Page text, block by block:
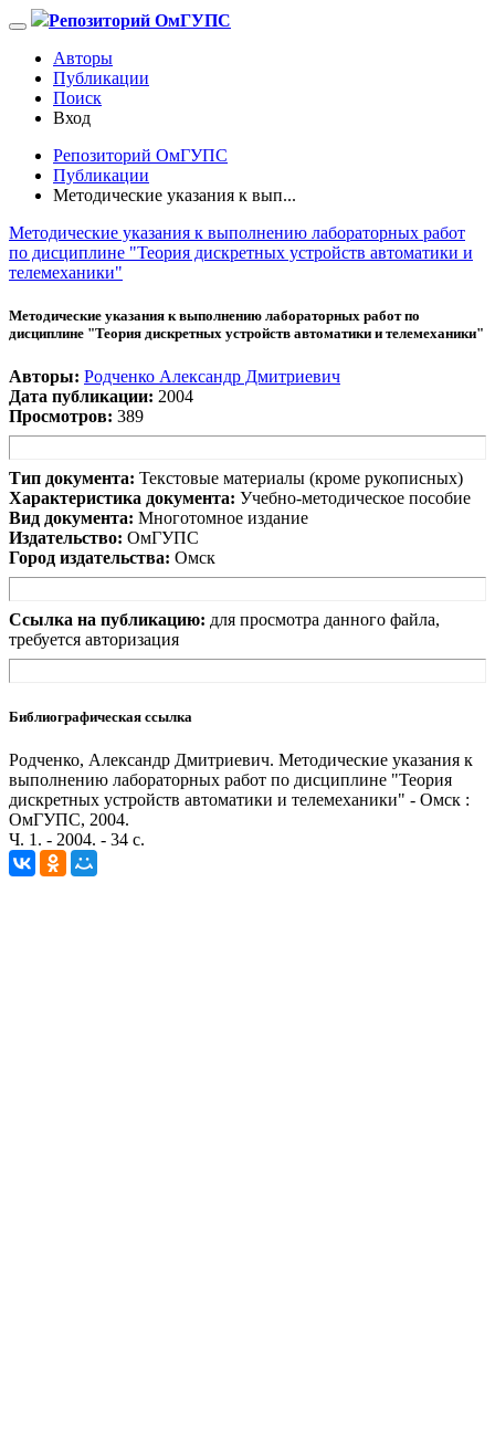
Репозиторий ОмГУПС
Авторы
Публикации
Поиск
Вход
Репозиторий ОмГУПС
Публикации
Методические указания к вып...
Методические указания к выполнению лабораторных работ
по дисциплине "Теория дискретных устройств автоматики и
телемеханики"
Методические указания к выполнению лабораторных работ по
дисциплине "Теория дискретных устройств автоматики и телемеханики"
Авторы: Родченко Александр Дмитриевич
Дата публикации: 2004
Просмотров: 389
Тип документа: Текстовые материалы (кроме рукописных)
Характеристика документа: Учебно-методическое пособие
Вид документа: Многотомное издание
Издательство: ОмГУПС
Город издательства: Омск
Ссылка на публикацию: для просмотра данного файла,
требуется авторизация
Библиографическая ссылка
Родченко, Александр Дмитриевич. Методические указания к
выполнению лабораторных работ по дисциплине "Теория
дискретных устройств автоматики и телемеханики" - Омск :
ОмГУПС, 2004.
Ч. 1. - 2004. - 34 с.